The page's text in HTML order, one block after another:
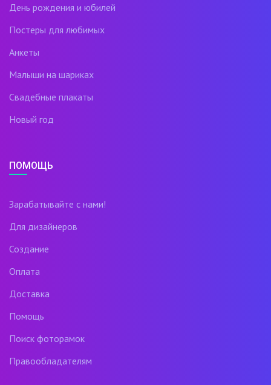
День рождения и юбилей
Постеры для любимых
Анкеты
Малыши на шариках
Свадебные плакаты
Новый год
ПОМОЩЬ
Зарабатывайте с нами!
Для дизайнеров
Создание
Оплата
Доставка
Помощь
Поиск фоторамок
Правообладателям